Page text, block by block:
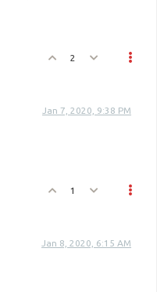
2
Jan 7, 2020, 9:38 PM
1
Jan 8, 2020, 6:15 AM